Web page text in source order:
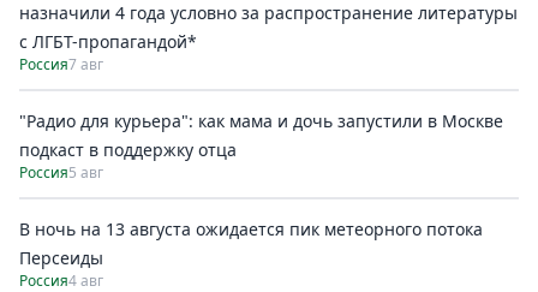
назначили 4 года условно за распространение литературы
с ЛГБТ-пропагандой*
Россия7 авг
"Радио для курьера": как мама и дочь запустили в Москве
подкаст в поддержку отца
Россия5 авг
В ночь на 13 августа ожидается пик метеорного потока
Персеиды
Россия4 авг